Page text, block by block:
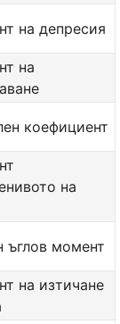
на депресия
на
коефициент
на
ъглов момент
на изтичане